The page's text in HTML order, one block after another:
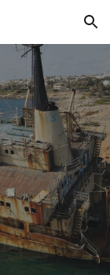
Skip to navigation